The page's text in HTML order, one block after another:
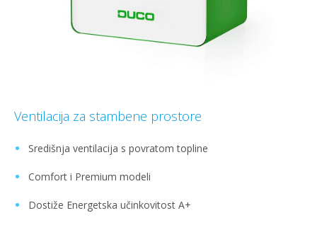
Ventilacija za stambene prostore
Središnja ventilacija s povratom topline
Comfort i Premium modeli
Dostiže Energetska učinkovitost A+